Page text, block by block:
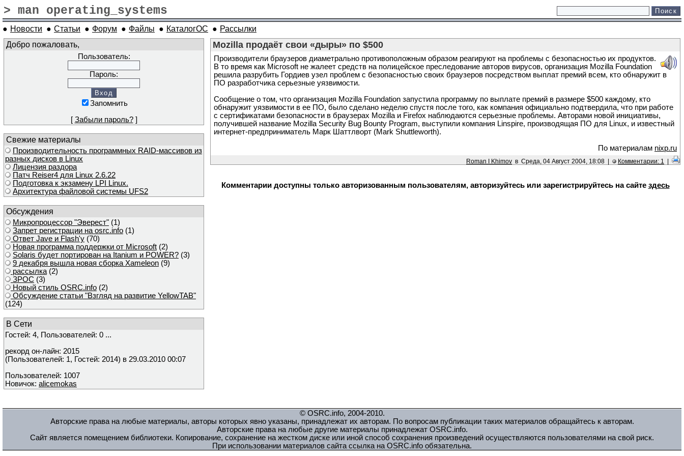
> man operating_systems
● Новости ● Статьи ● Форум ● Файлы ● КаталогОС ● Рассылки
Добро пожаловать,
Пользователь:
Пароль:
Запомнить
[ Забыли пароль?]
Свежие материалы
Производительность программных RAID-массивов из
разных дисков в Linux
Лицензия раздора
Патч Reiser4 для Linux 2.6.22
Подготовка к экзамену LPI Linux.
Архитектура файловой системы UFS2
Обсуждения
Микропроцессор "Эверест" (1)
Запрет регистрации на osrc.info (1)
Ответ Javе и Flash'у (70)
Новая программа поддержки от Microsoft (2)
Solaris будет портирован на Itanium и POWER? (3)
9 декабря вышла новая сборка Xameleon (9)
рассылка (2)
ЗРОС (3)
Новый стиль OSRC.info (2)
Обсуждение статьи "Взгляд на развитие YellowTAB"
(124)
В Сети
Гостей: 4, Пользователей: 0 ...
рекорд он-лайн: 2015
(Пользователей: 1, Гостей: 2014) в 29.03.2010 00:07
Пользователей: 1007
Новичок: alicemokas
Mozilla продаёт свои «дыры» по $500
Производители браузеров диаметрально противоположным образом реагируют на проблемы с безопасностью их продуктов.
В то время как Microsoft не жалеет средств на полицейское преследование авторов вирусов, организация Mozilla Foundation
решила разрубить Гордиев узел проблем с безопасностью своих браузеров посредством выплат премий всем, кто обнаружит в
ПО разработчика серьезные уязвимости.
Сообщение о том, что организация Mozilla Foundation запустила программу по выплате премий в размере $500 каждому, кто
обнаружит уязвимости в ее ПО, было сделано неделю спустя после того, как компания официально подтвердила, что при работе
с сертификатами безопасности в браузерах Mozilla и Firefox наблюдаются серьезные проблемы. Авторами новой инициативы,
получившей название Mozilla Security Bug Bounty Program, выступили компания Linspire, производящая ПО для Linux, и известный
интернет-предприниматель Марк Шаттлворт (Mark Shuttleworth).
По материалам nixp.ru
Roman I Khimov в Среда, 04 Август 2004, 18:08 | Комментарии: 1 |
Комментарии доступны только авторизованным пользователям, авторизуйтесь или зарегистрируйтесь на сайте здесь
© OSRC.info, 2004-2010.
Авторские права на любые материалы, авторы которых явно указаны, принадлежат их авторам. По вопросам публикации таких материалов обращайтесь к авторам.
Авторские права на любые другие материалы принадлежат OSRC.info.
Сайт является помещением библиотеки. Копирование, сохранение на жестком диске или иной способ сохранения произведений осуществляются пользователями на свой риск.
При использовании материалов сайта ссылка на OSRC.info обязательна.